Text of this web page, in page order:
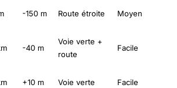
-150 m Route étroite Moyen
-40 m
Voie verte +
route
Facile
+10 m Voie verte Facile